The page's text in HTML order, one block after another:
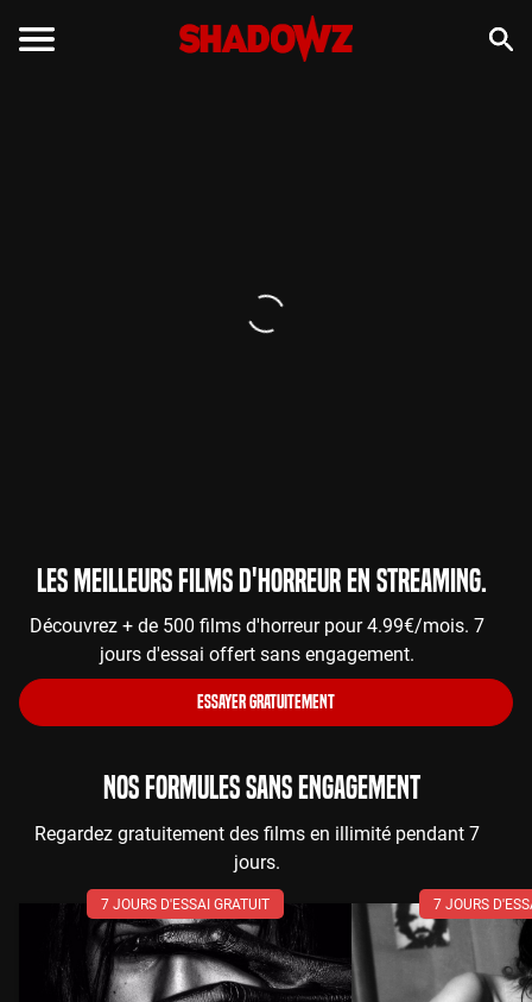
Les meilleurs films d'horreur en streaming.
Découvrez + de 500 films d'horreur pour 4.99€/mois. 7
jours d'essai offert sans engagement.
ESSAYER GRATUITEMENT
NOS FORMULES SANS ENGAGEMENT
Regardez gratuitement des films en illimité pendant 7
jours.
7 JOURS D'ESSAI GRATUIT 7 JOURS